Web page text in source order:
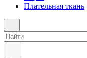
Плательная ткань